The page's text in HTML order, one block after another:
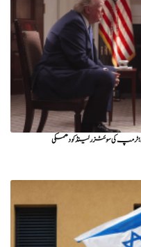
ٹرمپ کی سوئٹزرلینڈ کو دھمکی